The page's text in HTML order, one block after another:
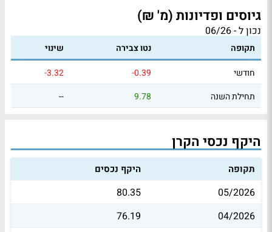
גיוסים ופדיונות (מ' ₪)
נכון ל - 06/26
תקופה נטו צבירה
שינוי
חודשי
-0.39
-3.32
תחילת השנה
9.78
--
היקף נכסי הקרן
תקופה היקף נכסים
05/2026
80.35
04/2026
76.19